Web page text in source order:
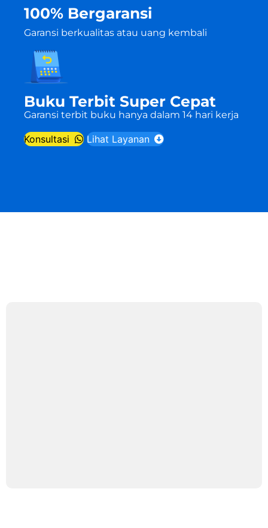
100% Bergaransi
Garansi berkualitas atau uang kembali
Buku Terbit Super Cepat
Garansi terbit buku hanya dalam 14 hari kerja
Konsultasi Lihat Layanan